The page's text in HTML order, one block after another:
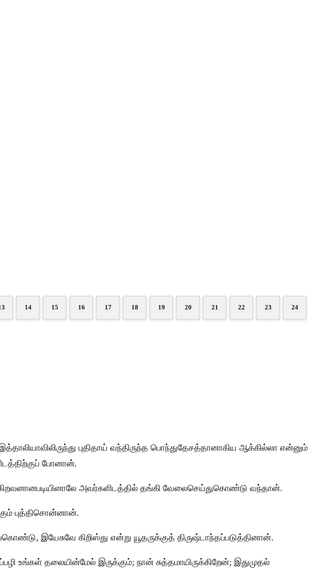
14 15 16 17 18 19 20 21 22 23 24
புதிதாய் வந்திருந்த பொந்துதேசத்தானாகிய ஆக்கில்லா என்னும்
போனான்.
அவர்களிடத்தில் தங்கி வேலைசெய்துகொண்டு வந்தான்.
புத்திசொன்னான்.
இயேசுவே கிறிஸ்து என்று யூதருக்குத் திருஷ்டாந்தப்படுத்தினான்.
உங்கள் தலையின்மேல் இருக்கும்; நான் சுத்தமாயிருக்கிறேன்; இதுமுதல்